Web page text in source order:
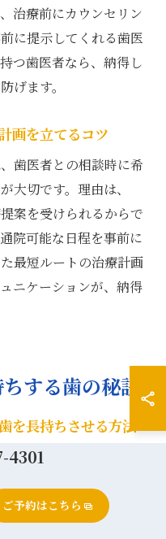
治療前にカウンセリン
に提示してくれる歯医
つ歯医者なら、納得し
げます。
画を立てるコツ
歯医者との相談時に希
大切です。理由は、
案を受けられるからで
院可能な日程を事前に
最短ルートの治療計画
ニケーションが、納得
する歯の秘訣
を長持ちさせる方法
、歯を長持ちさせるう
拡大は歯の形態や機能
ルフケアが不十分だと
めです。例えば、歯医
4301
ご予約はこちら